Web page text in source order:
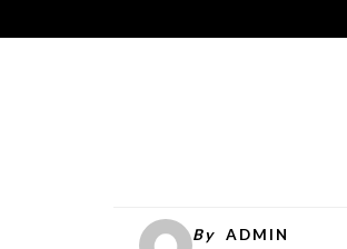
By ADMIN